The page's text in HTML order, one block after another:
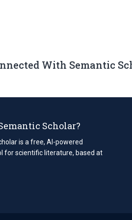
With Semantic
Scholar?
is a free, AI-powered
for scientific literature, based at